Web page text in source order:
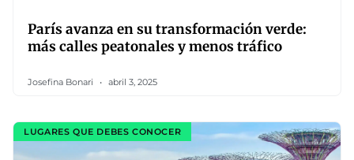
París avanza en su transformación verde:
más calles peatonales y menos tráfico
Josefina Bonari abril 3, 2025
LUGARES QUE DEBES CONOCER